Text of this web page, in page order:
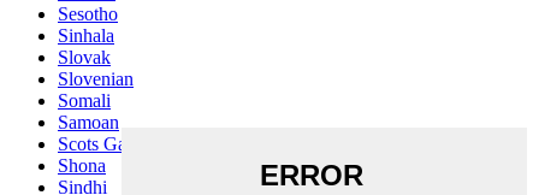
Sesotho
Sinhala
Slovak
Slovenian
Somali
Samoan
Scots Gaelic
Shona
Sindhi